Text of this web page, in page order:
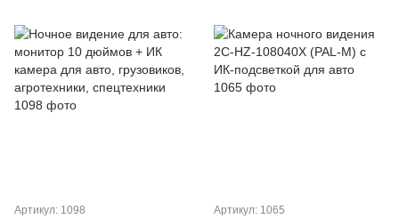
Артикул: 1098 Артикул: 1065